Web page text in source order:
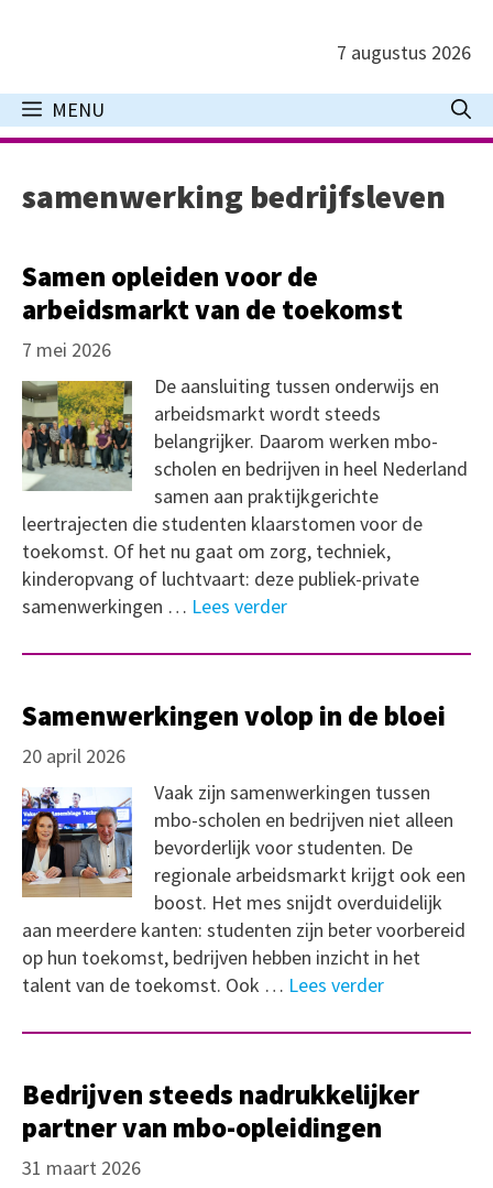
inhoud
7 augustus 2026
MENU
samenwerking bedrijfsleven
Samen opleiden voor de
arbeidsmarkt van de toekomst
7 mei 2026
De aansluiting tussen onderwijs en
arbeidsmarkt wordt steeds
belangrijker. Daarom werken mbo-
scholen en bedrijven in heel Nederland
samen aan praktijkgerichte
leertrajecten die studenten klaarstomen voor de
toekomst. Of het nu gaat om zorg, techniek,
kinderopvang of luchtvaart: deze publiek-private
samenwerkingen … Lees verder
Samenwerkingen volop in de bloei
20 april 2026
Vaak zijn samenwerkingen tussen
mbo-scholen en bedrijven niet alleen
bevorderlijk voor studenten. De
regionale arbeidsmarkt krijgt ook een
boost. Het mes snijdt overduidelijk
aan meerdere kanten: studenten zijn beter voorbereid
op hun toekomst, bedrijven hebben inzicht in het
talent van de toekomst. Ook … Lees verder
Bedrijven steeds nadrukkelijker
partner van mbo-opleidingen
31 maart 2026